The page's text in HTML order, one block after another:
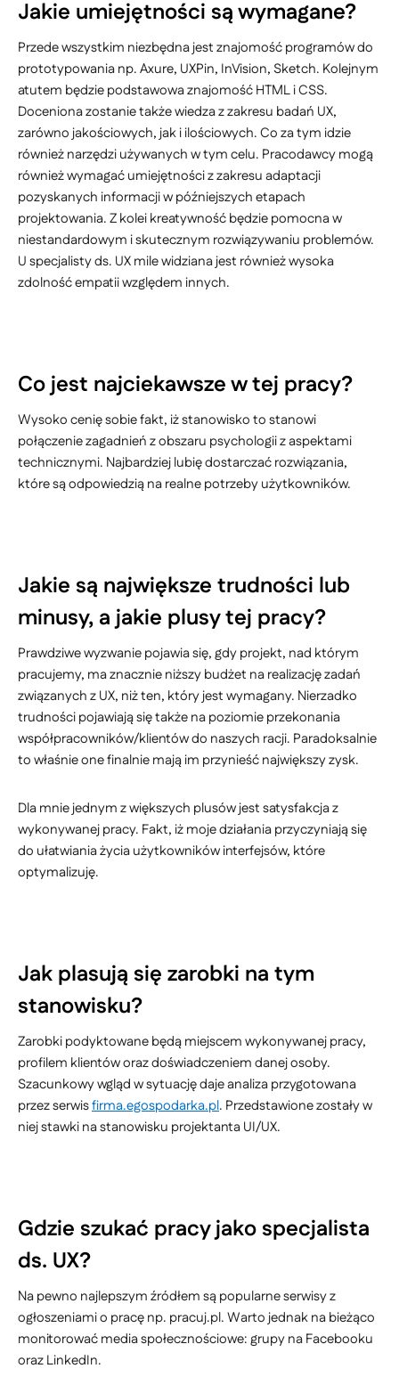
Jakie umiejętności są wymagane?
Przede wszystkim niezbędna jest znajomość programów do
prototypowania np. Axure, UXPin, InVision, Sketch. Kolejnym
atutem będzie podstawowa znajomość HTML i CSS.
Doceniona zostanie także wiedza z zakresu badań UX,
zarówno jakościowych, jak i ilościowych. Co za tym idzie
również narzędzi używanych w tym celu. Pracodawcy mogą
również wymagać umiejętności z zakresu adaptacji
pozyskanych informacji w późniejszych etapach
projektowania. Z kolei kreatywność będzie pomocna w
niestandardowym i skutecznym rozwiązywaniu problemów.
U specjalisty ds. UX mile widziana jest również wysoka
zdolność empatii względem innych.
Co jest najciekawsze w tej pracy?
Wysoko cenię sobie fakt, iż stanowisko to stanowi
połączenie zagadnień z obszaru psychologii z aspektami
technicznymi. Najbardziej lubię dostarczać rozwiązania,
które są odpowiedzią na realne potrzeby użytkowników.
Jakie są największe trudności lub
minusy, a jakie plusy tej pracy?
Prawdziwe wyzwanie pojawia się, gdy projekt, nad którym
pracujemy, ma znacznie niższy budżet na realizację zadań
związanych z UX, niż ten, który jest wymagany. Nierzadko
trudności pojawiają się także na poziomie przekonania
współpracowników/klientów do naszych racji. Paradoksalnie
to właśnie one finalnie mają im przynieść największy zysk.
Dla mnie jednym z większych plusów jest satysfakcja z
wykonywanej pracy. Fakt, iż moje działania przyczyniają się
do ułatwiania życia użytkowników interfejsów, które
optymalizuję.
Jak plasują się zarobki na tym
stanowisku?
Zarobki podyktowane będą miejscem wykonywanej pracy,
profilem klientów oraz doświadczeniem danej osoby.
Szacunkowy wgląd w sytuację daje analiza przygotowana
przez serwisfirma.egospodarka.pl. Przedstawione zostały w
niej stawki na stanowisku projektanta UI/UX.
Gdzie szukać pracy jako specjalista
ds. UX?
Na pewno najlepszym źródłem są popularne serwisy z
ogłoszeniami o pracę np. pracuj.pl. Warto jednak na bieżąco
monitorować media społecznościowe: grupy na Facebooku
oraz LinkedIn.